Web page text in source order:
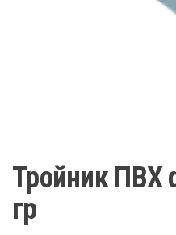
Тройник ПВХ
гр